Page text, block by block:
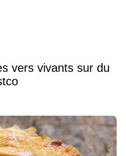
vers vivants sur du